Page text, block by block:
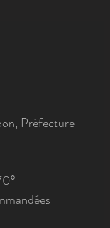
Préfecture